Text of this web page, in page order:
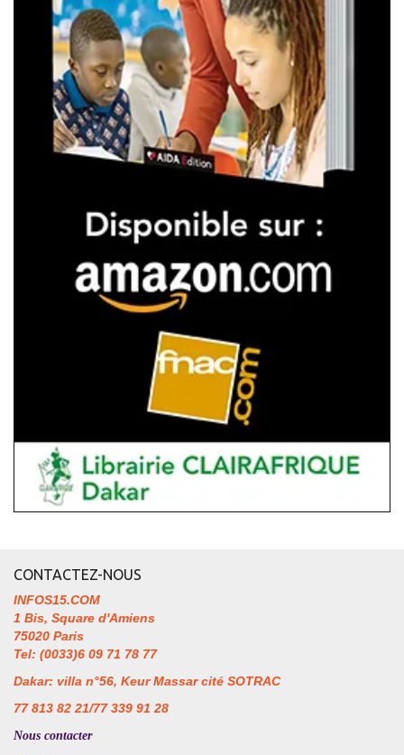
CONTACTEZ-NOUS
INFOS15.COM
1 Bis, Square d'Amiens
75020 Paris
Tel: (0033)6 09 71 78 77
Dakar: villa n°56, Keur Massar cité SOTRAC
77 813 82 21/77 339 91 28
Nous contacter